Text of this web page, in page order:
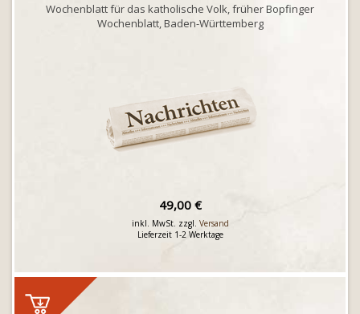
Wochenblatt für das katholische Volk, früher Bopfinger
Wochenblatt, Baden-Württemberg
49,00 €
inkl. MwSt. zzgl. Versand
Lieferzeit 1-2 Werktage